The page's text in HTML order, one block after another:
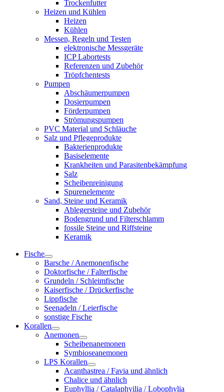
Trockenfutter
Heizen und Kühlen
Heizen
Kühlen
Messen, Regeln und Testen
elektronische Messgeräte
ICP Labortests
Referenzen und Zubehör
Tröpfchentests
Pumpen
Abschäumerpumpen
Dosierpumpen
Förderpumpen
Strömungspumpen
PVC Material und Schläuche
Salz und Pflegeprodukte
Bakterienprodukte
Basiselemente
Krankheiten und Parasitenbekämpfung
Salz
Scheibenreinigung
Spurenelemente
Sand, Steine und Keramik
Ablegersteine und Zubehör
Bodengrund und Filterschlamm
fossile Steine und Riffsteine
Keramik
Fische
Barsche / Anemonenfische
Doktorfische / Falterfische
Grundeln / Schleimfische
Kaiserfische / Drückerfische
Lippfische
Seenadeln / Leierfische
sonstige Fische
Korallen
Anemonen
Scheibenanemonen
Symbioseanemonen
LPS Korallen
Acanthastrea / Favia und ähnlich
Chalice und ähnlich
Euphyllia / Catalaphyilia / Lobophylia